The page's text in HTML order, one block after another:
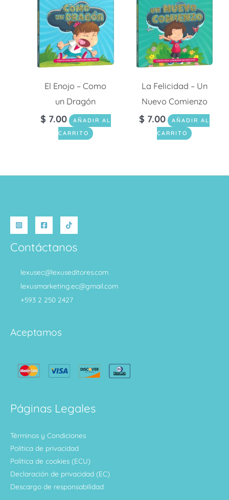
El Enojo – Como
un Dragón
$ 7.00
AÑADIR AL
CARRITO
La Felicidad – Un
Nuevo Comienzo
$ 7.00
AÑADIR AL
CARRITO
Contáctanos
lexusec@lexuseditores.com
lexusmarketing.ec@gmail.com
+593 2 250 2427
Aceptamos
Páginas Legales
Términos y Condiciones
Política de privacidad
Política de cookies (ECU)
Declaración de privacidad (EC)
Descargo de responsabilidad